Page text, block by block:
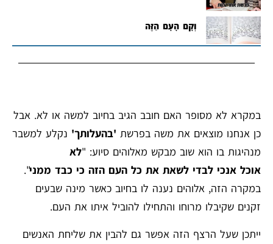
וְקָם הָעָם הַזֶּה
במקרא לא מסופר האם חובב הגיב בחיוב למשה או לא. אבל
כן אנחנו מוצאים את משה בפרשת 'בהעלותך' נקלע למשבר
מנהיגות בו הוא שוב מבקש מאלוהים סיוע: "לא
אוכל אנכי לבדי לשאת את כל העם הזה כי כבד ממני".
במקרה הזה, אלוהים נענה לו בחיוב כאשר מינה שבעים
זקנים שקיבלו מרוחו והתחילו להוביל איתו את העם.
ייתכן שעל הרצף הזה אפשר גם להבין את שליחת האנשים